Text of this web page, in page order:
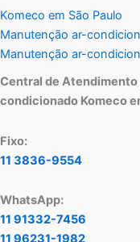
Komeco em São Paulo
Manutenção ar-
Manutenção ar-
Central de
condicionado Komeco
Fixo:
11 3836-9554
WhatsApp:
11 91332-7456